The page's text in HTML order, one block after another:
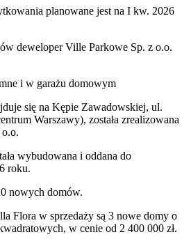
planowane jest na I kw. 2026
deweloper Ville Parkowe Sp. z o.o.
i w garażu domowym
się na Kępie Zawadowskiej, ul.
Warszawy), została zrealizowana
wybudowana i oddana do
roku.
nowych domów.
Flora w sprzedaży są 3 nowe domy o
w cenie od 2 400 000 zł.